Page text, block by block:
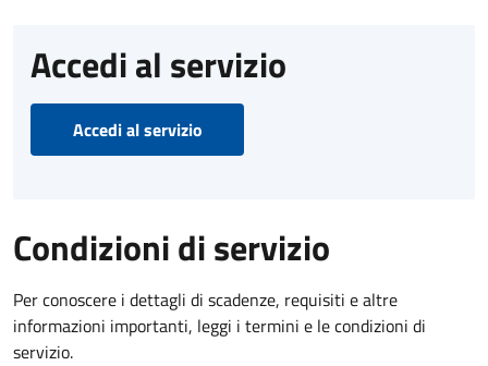
Accedi al servizio
Accedi al servizio
Condizioni di servizio
Per conoscere i dettagli di scadenze, requisiti e altre
informazioni importanti, leggi i termini e le condizioni di
servizio.